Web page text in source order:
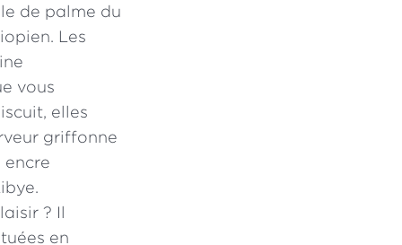
de palme du
Les
vous
elles
griffonne
encre
? Il
en